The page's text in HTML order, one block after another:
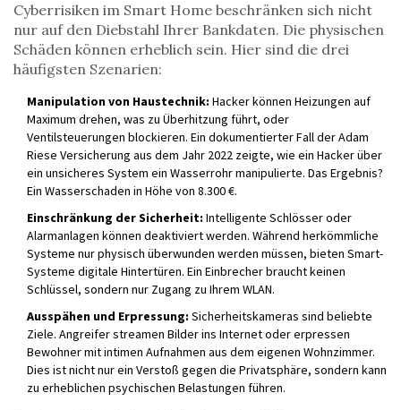
Cyberrisiken im Smart Home beschränken sich nicht
nur auf den Diebstahl Ihrer Bankdaten. Die physischen
Schäden können erheblich sein. Hier sind die drei
häufigsten Szenarien:
Manipulation von Haustechnik: Hacker können Heizungen auf
Maximum drehen, was zu Überhitzung führt, oder
Ventilsteuerungen blockieren. Ein dokumentierter Fall der Adam
Riese Versicherung aus dem Jahr 2022 zeigte, wie ein Hacker über
ein unsicheres System ein Wasserrohr manipulierte. Das Ergebnis?
Ein Wasserschaden in Höhe von 8.300 €.
Einschränkung der Sicherheit: Intelligente Schlösser oder
Alarmanlagen können deaktiviert werden. Während herkömmliche
Systeme nur physisch überwunden werden müssen, bieten Smart-
Systeme digitale Hintertüren. Ein Einbrecher braucht keinen
Schlüssel, sondern nur Zugang zu Ihrem WLAN.
Ausspähen und Erpressung: Sicherheitskameras sind beliebte
Ziele. Angreifer streamen Bilder ins Internet oder erpressen
Bewohner mit intimen Aufnahmen aus dem eigenen Wohnzimmer.
Dies ist nicht nur ein Verstoß gegen die Privatsphäre, sondern kann
zu erheblichen psychischen Belastungen führen.